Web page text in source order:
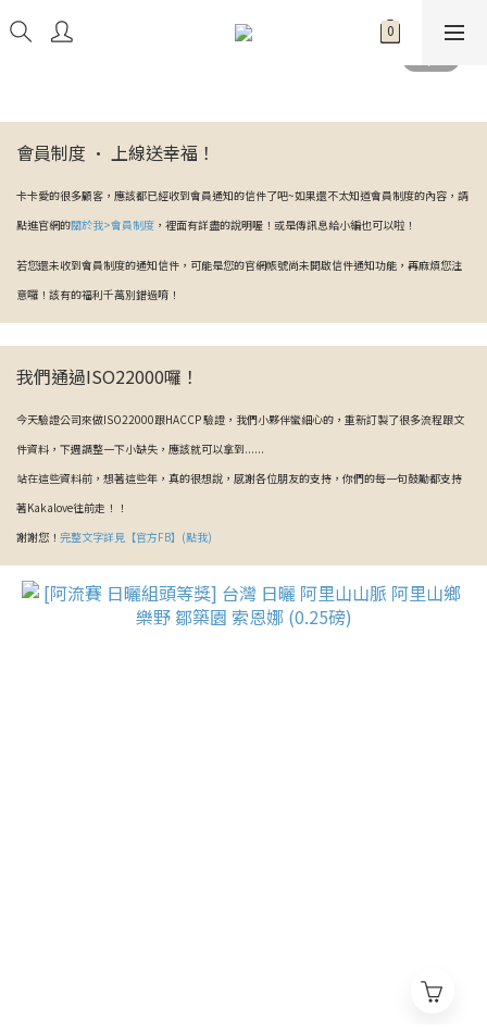
會員制度 · 上線送幸福！
卡卡愛的很多顧客，應該都已經收到會員通知的信件了吧~如果還不太知道會員制度的內容，請
點進官網的關於我>會員制度 ，裡面有詳盡的說明喔！或是傳訊息給小編也可以啦！
若您還未收到會員制度的通知信件，可能是您的官網帳號尚未開啟信件通知功能，再麻煩您注
意囉！該有的福利千萬別錯過唷！
我們通過ISO22000囉！
今天驗證公司來做ISO22000跟HACCP 驗證，我們小夥伴蠻細心的，重新訂製了很多流程跟文
件資料，下週調整一下小缺失，應該就可以拿到......
站在這些資料前，想著這些年，真的很想說，感謝各位朋友的支持，你們的每一句鼓勵都支持
著Kakalove往前走！！
謝謝您！ 完整文字詳見【官方FB】(點我)